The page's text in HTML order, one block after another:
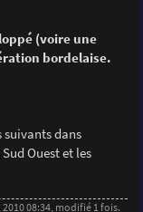
(voire une
bordelaise.
suivants dans
Ouest et les
2010 08:34, modifié 1 fois.